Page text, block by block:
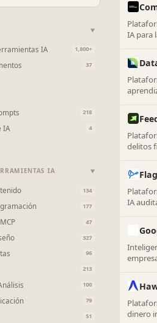
▼
IA 1,800+
37
218
IA 4
IA ▼
134
177
47
327
96
213
100
79
51
IA para
delitos
IA
dinero